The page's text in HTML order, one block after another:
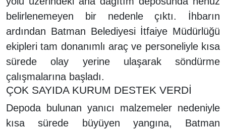
belirlenemeyen bir nedenle çıktı. İhbarın
ardından Batman Belediyesi İtfaiye Müdürlüğü
ekipleri tam donanımlı araç ve personeliyle kısa
sürede olay yerine ulaşarak söndürme
çalışmalarına başladı.
ÇOK SAYIDA KURUM DESTEK VERDİ
Depoda bulunan yanıcı malzemeler nedeniyle
kısa sürede büyüyen yangına, Batman